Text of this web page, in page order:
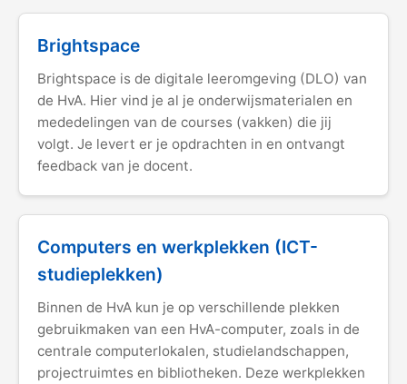
Brightspace
Brightspace is de digitale leeromgeving (DLO) van
de HvA. Hier vind je al je onderwijsmaterialen en
mededelingen van de courses (vakken) die jij
volgt. Je levert er je opdrachten in en ontvangt
feedback van je docent.
Computers en werkplekken (ICT-
studieplekken)
Binnen de HvA kun je op verschillende plekken
gebruikmaken van een HvA-computer, zoals in de
centrale computerlokalen, studielandschappen,
projectruimtes en bibliotheken. Deze werkplekken